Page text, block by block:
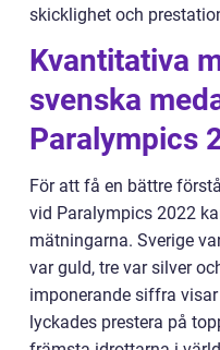
skicklighet och
Kvantitativa
svenska
Paralympics
För att få en bättre
vid Paralympics 2022
mätningarna. Sverige
var guld, tre var silver
imponerande siffra
lyckades prestera på